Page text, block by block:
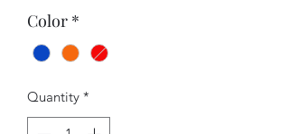
Color *
Quantity *